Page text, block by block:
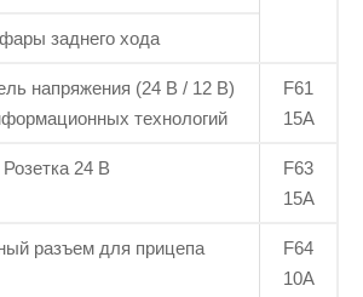
заднего хода
напряжения (24 В / 12 В)
технологий
F61
15А
Розетка 24 В
F63
15А
разъем для прицепа
F64
10А